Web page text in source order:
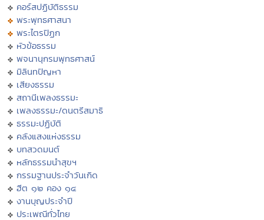
คอร์สปฏิบัติธรรม
พระพุทธศาสนา
พระไตรปิฏก
หัวข้อธรรม
พจนานุกรมพุทธศาสน์
มิลินทปัญหา
เสียงธรรม
สถานีเพลงธรรมะ
เพลงธรรมะ/ดนตรีสมาธิ
ธรรมะปฏิบัติ
คลังแสงแห่งธรรม
บทสวดมนต์
หลักธรรมนำสุขฯ
กรรมฐานประจำวันเกิด
ฮีต ๑๒ คอง ๑๔
งานบุญประจำปี
ประเพณีทั่วไทย